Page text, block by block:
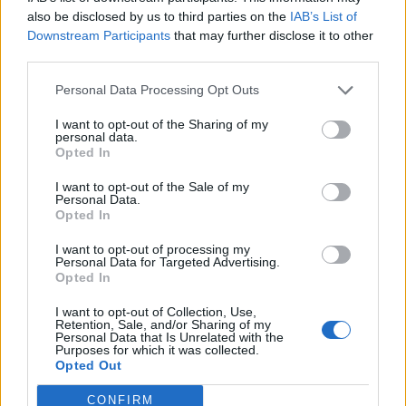
also be disclosed by us to third parties on the IAB’s List of
Downstream Participants that may further disclose it to other
Personal Data Processing Opt Outs
I want to opt-out of the Sharing of my
personal data.
Opted In
I want to opt-out of the Sale of my
Personal Data.
Opted In
I want to opt-out of processing my
Personal Data for Targeted Advertising.
Opted In
I want to opt-out of Collection, Use,
Retention, Sale, and/or Sharing of my
Personal Data that Is Unrelated with the
Purposes for which it was collected.
Opted Out
CONFIRM
ALIMENTATION CHOLESTÉROL
A propos Nathalie Leclerc2950 Articles
Nathalie Leclerc est une journaliste spécialisée en santé et
médecine. Mère de deux enfants, elle allie une solide
expertise journalistique à une expérience concrète de la
santé familiale et de la nutrition. Fervente adepte d’un mode
de vie sain, écologique et durable, elle s’engage depuis de
nombreuses années en faveur des produits biologiques et
des solutions de ménage respectueuses de l’environnement.